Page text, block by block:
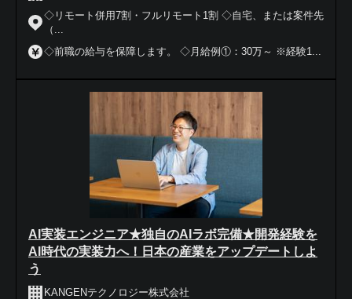
◇リモート併用7割・フルリモート1割 ◇自宅、または案件先
（...
◇前職の給与を保障します。 ◇月給例①：30万～ ※経験1...
AI実装エンジニア★独自のAIラボ完備★開発経験を
AI時代の実装力へ！日本の産業をアップデートしよ
う
KANGENテクノロジー株式会社